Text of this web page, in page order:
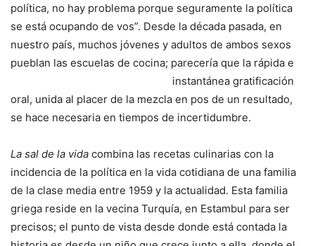
política, no hay problema porque seguramente la política
se está ocupando de vos”. Desde la década pasada, en
nuestro país, muchos jóvenes y adultos de ambos sexos
pueblan las escuelas de cocina; parecería que la rápida e
instantánea gratificación
oral, unida al placer de la mezcla en pos de un resultado,
se hace necesaria en tiempos de incertidumbre.
La sal de la vida combina las recetas culinarias con la
incidencia de la política en la vida cotidiana de una familia
de la clase media entre 1959 y la actualidad. Esta familia
griega reside en la vecina Turquía, en Estambul para ser
precisos; el punto de vista desde donde está contada la